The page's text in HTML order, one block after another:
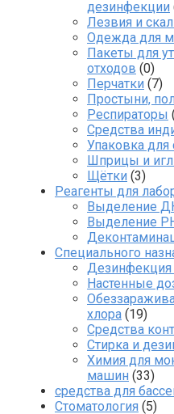
дезинфекции
Лезвия и
Одежда для
Пакеты для
отходов (0)
Перчатки (7)
Простыни,
Респираторы
Средства
Упаковка для
Шприцы и
Щётки (3)
Реагенты для
Выделение
Выделение
Специального
Дезинфекция
Настенные
хлора (19)
Средства
Стирка и
Химия для
машин (33)
средства для
Стоматология (5)